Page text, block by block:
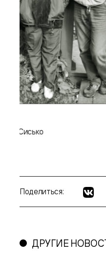
Сисько
Поделиться:
ДРУГИЕ